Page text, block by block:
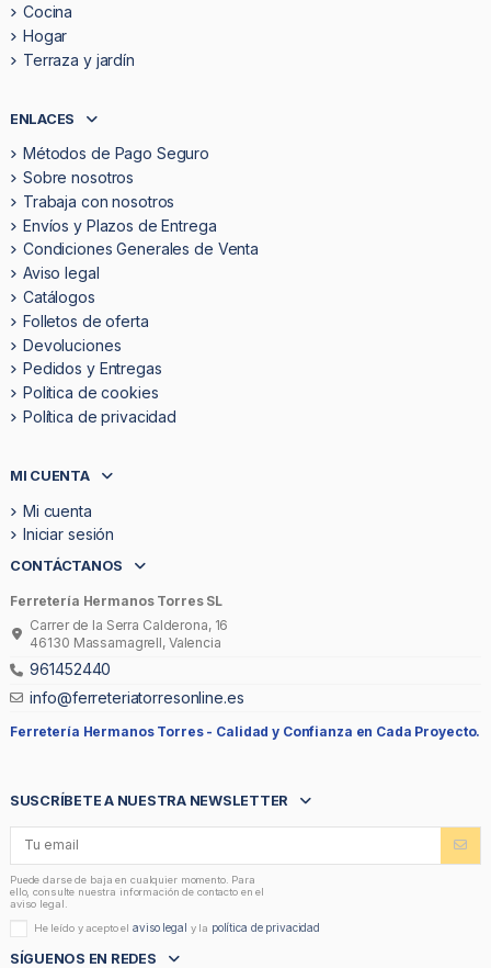
Cocina
Hogar
Terraza y jardín
ENLACES
Métodos de Pago Seguro
Sobre nosotros
Trabaja con nosotros
Envíos y Plazos de Entrega
Condiciones Generales de Venta
Aviso legal
Catálogos
Folletos de oferta
Devoluciones
Pedidos y Entregas
Politica de cookies
Política de privacidad
MI CUENTA
Mi cuenta
Iniciar sesión
CONTÁCTANOS
Ferretería Hermanos Torres SL
Carrer de la Serra Calderona, 16
46130 Massamagrell, Valencia
961452440
info@ferreteriatorresonline.es
Ferretería Hermanos Torres - Calidad y Confianza en Cada Proyecto.
SUSCRÍBETE A NUESTRA NEWSLETTER
Puede darse de baja en cualquier momento. Para
ello, consulte nuestra información de contacto en el
aviso legal.
He leído y acepto elaviso legal y la política de privacidad
SÍGUENOS EN REDES